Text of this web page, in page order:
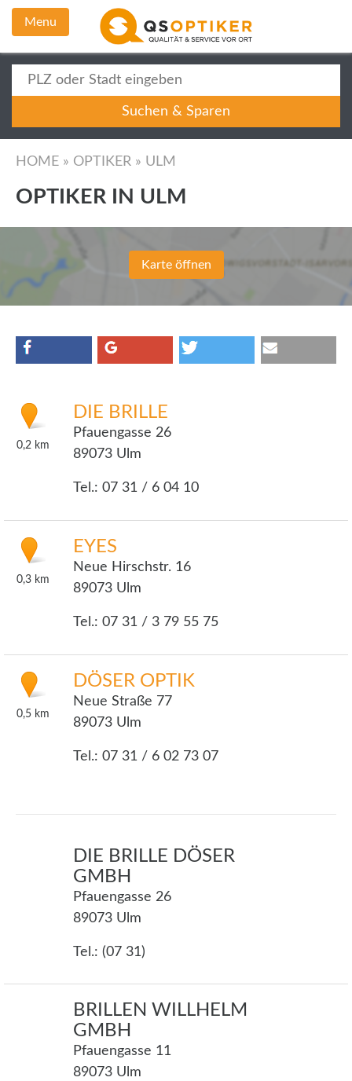
Menu
HOME » OPTIKER » ULM
OPTIKER IN ULM
Karte öffnen
0,2km
DIE BRILLE
Pfauengasse 26
89073 Ulm
Tel.: 07 31 / 6 04 10
0,3km
EYES
Neue Hirschstr. 16
89073 Ulm
Tel.: 07 31 / 3 79 55 75
0,5km
DÖSER OPTIK
Neue Straße 77
89073 Ulm
Tel.: 07 31 / 6 02 73 07
DIE BRILLE DÖSER
GMBH
Pfauengasse 26
89073 Ulm
Tel.: (07 31)
BRILLEN WILLHELM
GMBH
Pfauengasse 11
89073 Ulm